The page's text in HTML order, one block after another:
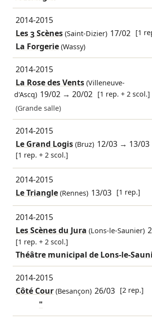
2014-2015
Les 3 Scènes(Saint-Dizier) 17/02 [1
La Forgerie (Wassy)
2014-2015
La Rose des Vents(Villeneuve-
d'Ascq) 19/02 →20/02 [1 rep. + 2 scol.]
(Grande salle)
2014-2015
Le Grand Logis(Bruz) 12/03 → 13/03
[1 rep. + 2 scol.]
2014-2015
Le Triangle(Rennes) 13/03 [1 rep.]
2014-2015
Les Scènes du Jura (Lons-le-Saunier)
[1 rep. + 2 scol.]
Théâtre municipal de Lons-le-
2014-2015
Côté Cour(Besançon) 26/03 [2 rep.]
"